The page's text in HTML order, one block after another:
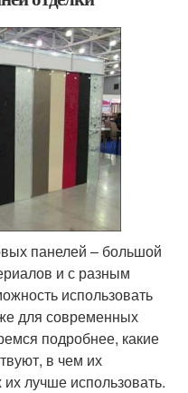
панелей – большой
и с разным
использовать
для современных
подробнее, какие
в чем их
лучше использовать.